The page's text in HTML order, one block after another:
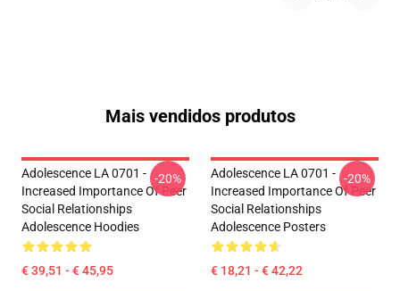
Mais vendidos produtos
Adolescence LA 0701 -
Increased Importance Of Peer
Social Relationships
Adolescence Hoodies
€ 39,51 - € 45,95
-20%
Adolescence LA 0701 -
Increased Importance Of Peer
Social Relationships
Adolescence Posters
€ 18,21 - € 42,22
-20%